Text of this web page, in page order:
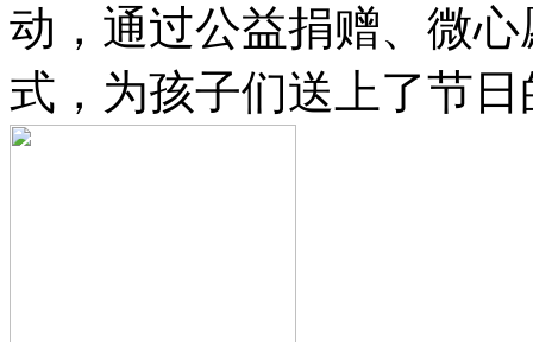
动，通过公益捐赠、微
式，为孩子们送上了节